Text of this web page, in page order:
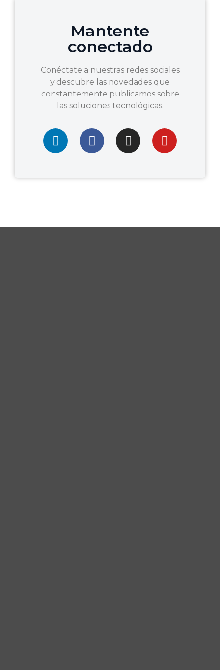
Mantente
conectado
Conéctate a nuestras redes sociales
y descubre las novedades que
constantemente publicamos sobre
las soluciones tecnológicas.